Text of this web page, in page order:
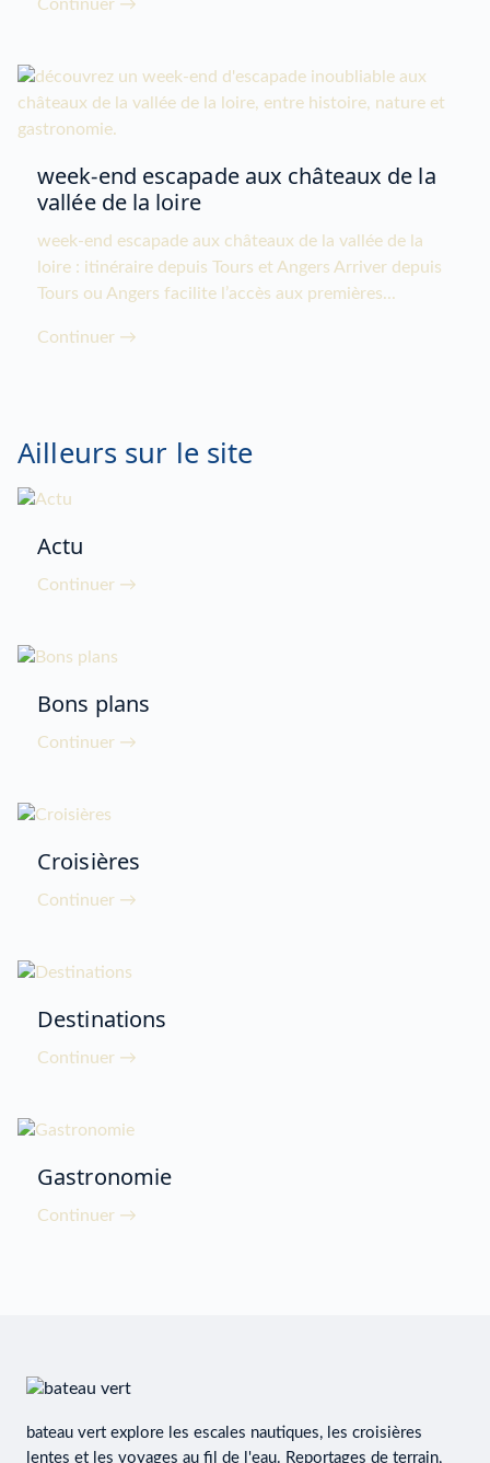
Continuer →
week-end escapade aux châteaux de la
vallée de la loire
week-end escapade aux châteaux de la vallée de la
loire : itinéraire depuis Tours et Angers Arriver depuis
Tours ou Angers facilite l’accès aux premières...
Continuer →
Ailleurs sur le site
Actu
Continuer →
Bons plans
Continuer →
Croisières
Continuer →
Destinations
Continuer →
Gastronomie
Continuer →
bateau vert explore les escales nautiques, les croisières
lentes et les voyages au fil de l'eau. Reportages de terrain,